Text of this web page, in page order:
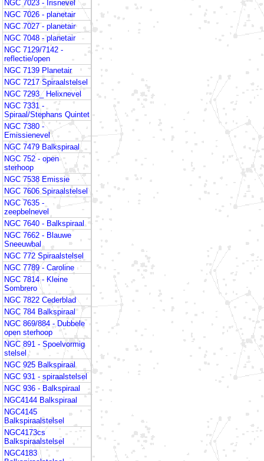
NGC 7023 - Irisnevel
NGC 7026 - planetair
NGC 7027 - planetair
NGC 7048 - planetair
NGC 7129/7142 -
reflectie/open
NGC 7139 Planetair
NGC 7217 Spiraalstelsel
NGC 7293_ Helixnevel
NGC 7331 -
Spiraal/Stephans Quintet
NGC 7380 -
Emissienevel
NGC 7479 Balkspiraal
NGC 752 - open
sterhoop
NGC 7538 Emissie
NGC 7606 Spiraalstelsel
NGC 7635 -
zeepbelnevel
NGC 7640 - Balkspiraal
NGC 7662 - Blauwe
Sneeuwbal
NGC 772 Spiraalstelsel
NGC 7789 - Caroline
NGC 7814 - Kleine
Sombrero
NGC 7822 Cederblad
NGC 784 Balkspiraal
NGC 869/884 - Dubbele
open sterhoop
NGC 891 - Spoelvormig
stelsel
NGC 925 Balkspiraal
NGC 931 - spiraalstelsel
NGC 936 - Balkspiraal
NGC4144 Balkspiraal
NGC4145
Balkspiraalstelsel
NGC4173cs
Balkspiraalstelsel
NGC4183